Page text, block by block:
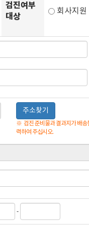
검진여부
대상
회사지
주소찾기
※ 검진 준비물과 결과지가 배
력하여 주십시오.
-